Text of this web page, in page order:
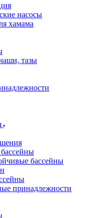
насосы
хамама
тазы
бассейны
принадлежности